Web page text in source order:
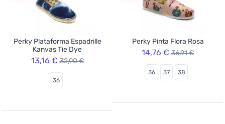
Perky Plataforma Espadrille
Kanvas Tie Dye
13,16 € 32,90 €
36
Perky Pinta Flora Rosa
14,76 € 36,91 €
36 37 38